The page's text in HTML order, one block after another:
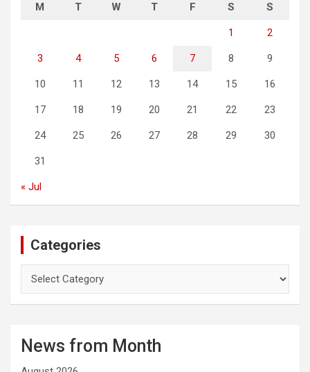
M T W T F S S
1 2
3 4 5 6 7 8 9
10 11 12 13 14 15 16
17 18 19 20 21 22 23
24 25 26 27 28 29 30
31
« Jul
Categories
oNews from Month